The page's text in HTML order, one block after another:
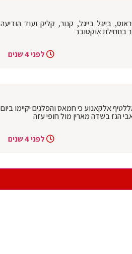
בייגל בייגל, קנור, קליק ועוד הודיעה
בתחילת אוקטובר
לפני 4 שנים
אלקאנוע כי חמאס והפלגים יקיימו ביום
הגז בשדה מארין מול חופי עזה
לפני 4 שנים